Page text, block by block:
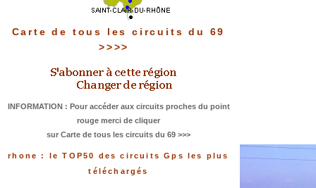
Carte de tous les circuits du 69
>>>>
INFORMATION : Pour accéder aux circuits proches du point
rouge merci de cliquer
sur Carte de tous les circuits du 69 >>>
rhone : le TOP50 des circuits Gps les plus
téléchargés